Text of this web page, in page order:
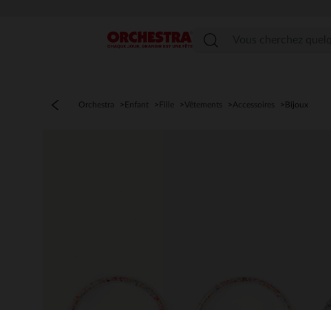
Menu
Orchestra Enfant Fille Vêtements Accessoires Bijoux